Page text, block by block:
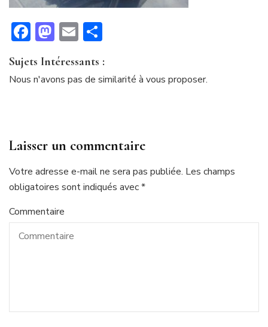
Facebook
Mastodon
Email
Sujets Intéressants :
Nous n'avons pas de similarité à vous proposer.
Laisser un commentaire
Votre adresse e-mail ne sera pas publiée. Les champs
obligatoires sont indiqués avec*
Commentaire